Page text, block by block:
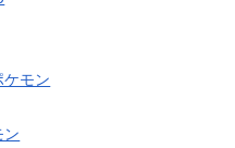
モン
ン